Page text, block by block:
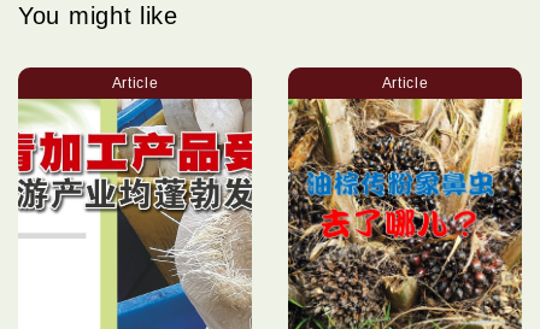
You might like
Article Article